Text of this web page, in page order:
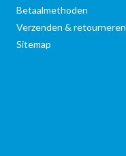
Betaalmethoden
Verzenden & retourneren
Sitemap